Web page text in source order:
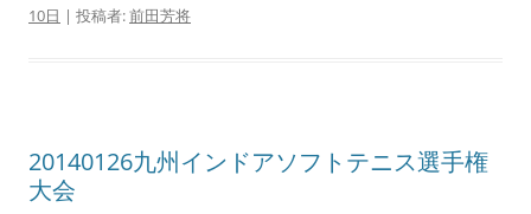
10日 | 投稿者:前田芳将
20140126九州インドアソフトテニス選手権
大会